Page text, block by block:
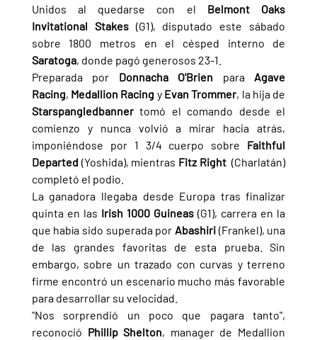
Unidos al quedarse con el Belmont Oaks
Invitational Stakes (G1), disputado este sábado
Saratoga, donde pagó generosos 23-1.
Preparada por Donnacha O'Brien para Agave
Racing, Medallion Racing y Evan Trommer
Starspangledbanner tomó el comando desde el
comienzo y nunca volvió a mirar hacia atrás,
imponiéndose por 1 3/4 cuerpo sobre Faithful
Departed (Yoshida), mientras Fitz Right (Charlatán)
completó el podio.
La ganadora llegaba desde Europa tras finalizar
quinta en las Irish 1000 Guineas (G1), carrera en la
que había sido superada por Abashiri (Frankel), una
de las grandes favoritas de esta prueba. Sin
embargo, sobre un trazado con curvas y terreno
firme encontró un escenario mucho más favorable
para desarrollar su velocidad.
"Nos sorprendió un poco que pagara tanto",
reconoció Phillip Shelton, manager de Medallion